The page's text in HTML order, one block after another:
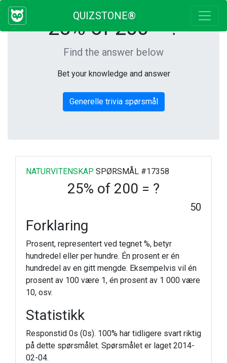
QUIZSTONE®
25% of 200 = ?
Find the answer below
Bet your knowledge and answer
Generelle trivia spørsmål
NATURVITENSKAP SPØRSMÅL #17358
25% of 200 = ?
50
Forklaring
Prosent, representert ved tegnet %, betyr
hundredel eller per hundre. Én prosent er én
hundredel av en gitt mengde. Eksempelvis vil én
prosent av 100 være 1, én prosent av 1 000 være
10, osv.
Statistikk
Responstid 0s (0s). 100% har tidligere svart riktig
på dette spørsmålet. Spørsmålet er laget 2014-
02-04.